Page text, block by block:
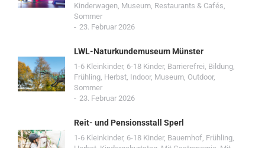
Kinderwagen, Museum, Restaurants & Cafés,
Sommer
23. Februar 2026
LWL-Naturkundemuseum Münster
1-6 Kleinkinder, 6-18 Kinder, Barrierefrei, Bildung,
Frühling, Herbst, Indoor, Museum, Outdoor,
Sommer
23. Februar 2026
Reit- und Pensionsstall Sperl
1-6 Kleinkinder, 6-18 Kinder, Bauernhof, Frühling,